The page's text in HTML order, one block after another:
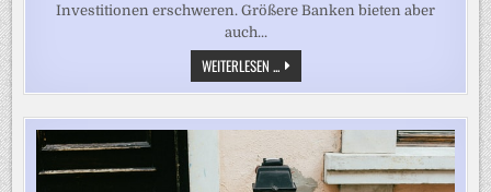
Investitionen erschweren. Größere Banken bieten aber
auch...
WEITERLESEN ... WAS
DAS
BANKENSTERBEN
KUNDEN
UND
MITTELSTAND
HEISST